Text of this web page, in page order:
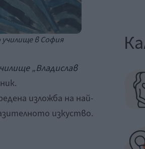
училище в София
„Владислав
изложба на най-
изкуство.